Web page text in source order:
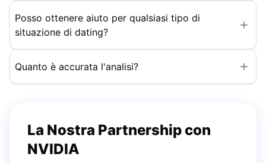
Posso ottenere aiuto per qualsiasi tipo di
situazione di dating?
Quanto è accurata l'analisi?
La Nostra Partnership con
NVIDIA